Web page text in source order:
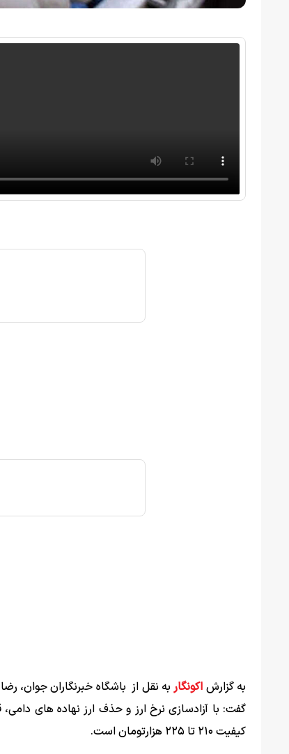
به گزارش اکونگار به نقل از باشگاه خبرنگاران جوان،
کیفیت ۲۱۰ تا ۲۲۵ هزارتومان است.